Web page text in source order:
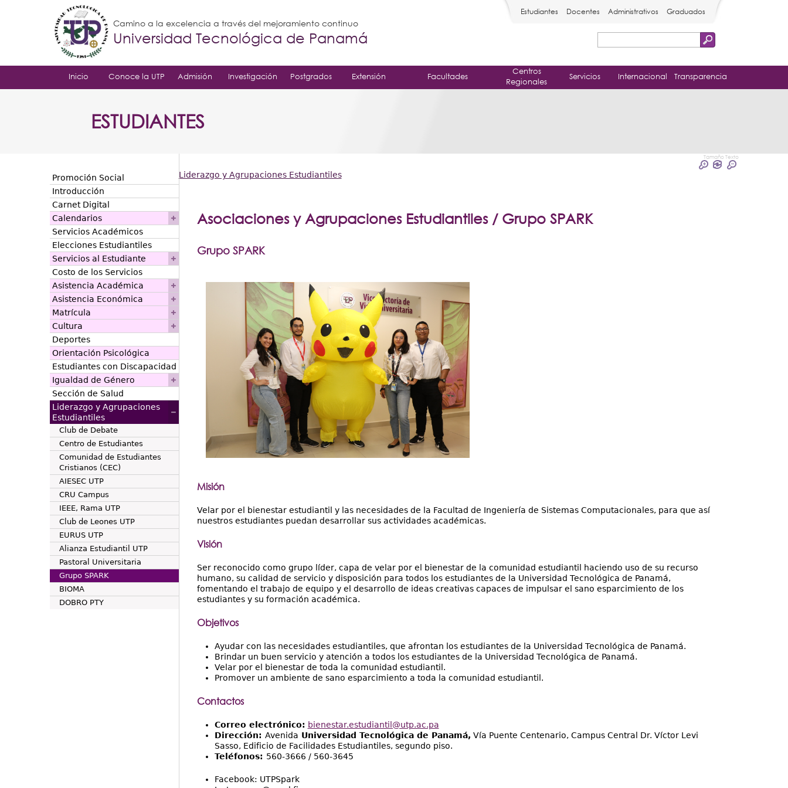
de
Estudiantes Docentes Administrativos Graduados
Camino a la excelencia a través del mejoramiento continuo
Universidad Tecnológica de Panamá
Inicio Conoce la UTP Admisión Investigación Postgrados Extensión Facultades
Centros
Regionales
Servicios Internacional Transparencia
ESTUDIANTES
Tamaño Texto
está
Liderazgo y Agrupaciones Estudiantiles
Asociaciones y Agrupaciones Estudiantiles / Grupo SPARK
Grupo SPARK
Misión
Velar por el bienestar estudiantil y las necesidades de la Facultad de Ingeniería de Sistemas Computacionales, para que así
nuestros estudiantes puedan desarrollar sus actividades académicas.
Visión
Ser reconocido como grupo líder, capa de velar por el bienestar de la comunidad estudiantil haciendo uso de su recurso
humano, su calidad de servicio y disposición para todos los estudiantes de la Universidad Tecnológica de Panamá,
fomentando el trabajo de equipo y el desarrollo de ideas creativas capaces de impulsar el sano esparcimiento de los
estudiantes y su formación académica.
Objetivos
Ayudar con las necesidades estudiantiles, que afrontan los estudiantes de la Universidad Tecnológica de Panamá.
Brindar un buen servicio y atención a todos los estudiantes de la Universidad Tecnológica de Panamá.
Velar por el bienestar de toda la comunidad estudiantil.
Promover un ambiente de sano esparcimiento a toda la comunidad estudiantil.
Contactos
Correo electrónico: bienestar.estudiantil@utp.ac.pa
Dirección: Avenida Universidad Tecnológica de Panamá, Vía Puente Centenario, Campus Central Dr. Víctor Levi
Sasso, Edificio de Facilidades Estudiantiles, segundo piso.
Teléfonos: 560-3666 / 560-3645
Facebook: UTPSpark
Promoción Social
Introducción
Carnet Digital
Calendarios
Servicios Académicos
Elecciones Estudiantiles
Servicios al Estudiante
Costo de los Servicios
Asistencia Académica
Asistencia Económica
Matrícula
Cultura
Deportes
Orientación Psicológica
Estudiantes con Discapacidad
Igualdad de Género
Sección de Salud
Liderazgo y Agrupaciones
Estudiantiles
Club de Debate
Centro de Estudiantes
Comunidad de Estudiantes
Cristianos (CEC)
AIESEC UTP
CRU Campus
IEEE, Rama UTP
Club de Leones UTP
EURUS UTP
Alianza Estudiantil UTP
Pastoral Universitaria
Grupo SPARK
BIOMA
DOBRO PTY